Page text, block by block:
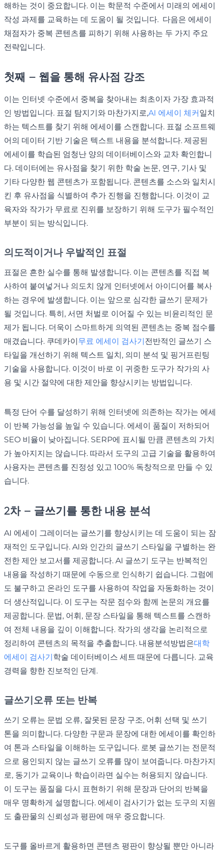
해하는 것이 중요합니다. 이는 학문적 수준에서 미래의 에세이
작성 과제를 교육하는 데 도움이 될 것입니다. 다음은 에세이
채점자가 중복 콘텐츠를 피하기 위해 사용하는 두 가지 주요
전략입니다.
첫째 – 웹을 통해 유사점 강조
이는 인터넷 수준에서 중복을 찾아내는 최초이자 가장 효과적
인 방법입니다. 표절 탐지기와 마찬가지로,AI 에세이 체커일치
하는 텍스트를 찾기 위해 에세이를 스캔합니다. 표절 소프트웨
어의 데이터 기반 기술은 텍스트 내용을 분석합니다. 제공된
에세이를 학습된 엄청난 양의 데이터베이스와 교차 확인합니
다. 데이터에는 유사점을 찾기 위한 학술 논문, 연구, 기사 및
기타 다양한 웹 콘텐츠가 포함됩니다. 콘텐츠를 소스와 일치시
킨 후 유사점을 식별하여 추가 진행을 진행합니다. 이것이 교
육자와 작가가 무료로 진위를 보장하기 위해 도구가 필수적인
부분이 되는 방식입니다.
의도적이거나 우발적인 표절
표절은 흔한 실수를 통해 발생합니다. 이는 콘텐츠를 직접 복
사하여 붙여넣거나 의도치 않게 인터넷에서 아이디어를 복사
하는 경우에 발생합니다. 이는 앞으로 심각한 글쓰기 문제가
될 것입니다. 특히, 서면 처벌로 이어질 수 있는 비윤리적인 문
제가 됩니다. 더욱이 스마트하게 의역된 콘텐츠는 중복 점수를
매겼습니다. 쿠데카이무료 에세이 검사기전반적인 글쓰기 스
타일을 개선하기 위해 텍스트 일치, 의미 분석 및 핑거프린팅
기술을 사용합니다. 이것이 바로 이 귀중한 도구가 작가의 사
용 및 시간 절약에 대한 제안을 향상시키는 방법입니다.
특정 단어 수를 달성하기 위해 인터넷에 의존하는 작가는 에세
이 반복 가능성을 높일 수 있습니다. 에세이 품질이 저하되어
SEO 비율이 낮아집니다. SERP에 표시될 만큼 콘텐츠의 가치
가 높아지지는 않습니다. 따라서 도구의 고급 기술을 활용하여
사용자는 콘텐츠를 진정성 있고 100% 독창적으로 만들 수 있
습니다.
2차 – 글쓰기를 통한 내용 분석
AI 에세이 그레이더는 글쓰기를 향상시키는 데 도움이 되는 잠
재적인 도구입니다. AI와 인간의 글쓰기 스타일을 구별하는 완
전한 제안 보고서를 제공합니다. AI 글쓰기 도구는 반복적인
내용을 작성하기 때문에 수동으로 인식하기 쉽습니다. 그럼에
도 불구하고 온라인 도구를 사용하여 작업을 자동화하는 것이
더 생산적입니다. 이 도구는 작문 점수와 함께 논문의 개요를
제공합니다. 문법, 어휘, 문장 스타일을 통해 텍스트를 스캔하
여 전체 내용을 깊이 이해합니다. 작가의 생각을 논리적으로
정리하여 콘텐츠의 목적을 추출합니다. 내용분석방법은대학
에세이 검사기학술 데이터베이스 세트 때문에 다릅니다. 교육
경력을 향한 진보적인 단계.
글쓰기 오류 또는 반복
쓰기 오류는 문법 오류, 잘못된 문장 구조, 어휘 선택 및 쓰기
톤을 의미합니다. 다양한 구문과 문장에 대한 에세이를 확인하
여 톤과 스타일을 이해하는 도구입니다. 로봇 글쓰기는 전문적
으로 용인되지 않는 글쓰기 오류를 많이 보여줍니다. 마찬가지
로, 동기가 교육이나 학습이라면 실수는 허용되지 않습니다.
이 도구는 품질을 다시 표현하기 위해 문장과 단어의 반복을
매우 명확하게 설명합니다. 에세이 검사기가 없는 도구의 지원
도 출판물의 신뢰성과 평판에 매우 중요합니다.
도구를 올바르게 활용하면 콘텐츠 평판이 향상될 뿐만 아니라